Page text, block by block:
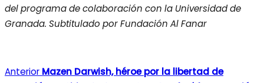
del programa de colaboración con la Universidad de
Granada. Subtitulado por Fundación Al Fanar
Anterior Mazen Darwish, héroe por la libertad de